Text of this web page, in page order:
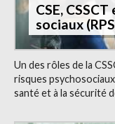
CSE,
sociaux
Un des rôles de la
risques
santé et à la sécurité